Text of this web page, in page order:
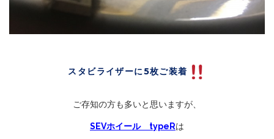
スタビライザーに5枚ご装着
ご存知の方も多いと思いますが、
SEVホイール typeRは